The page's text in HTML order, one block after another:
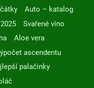
Auto – katalog
Svařené víno
Aloe vera
ascendentu
palačinky